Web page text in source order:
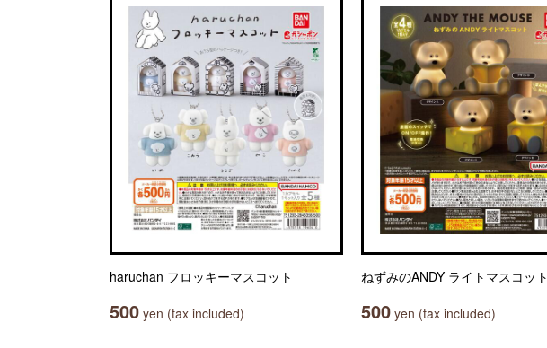
haruchan フロッキーマスコット
500 yen (tax included)
ねずみのANDY ライトマスコット
500 yen (tax included)